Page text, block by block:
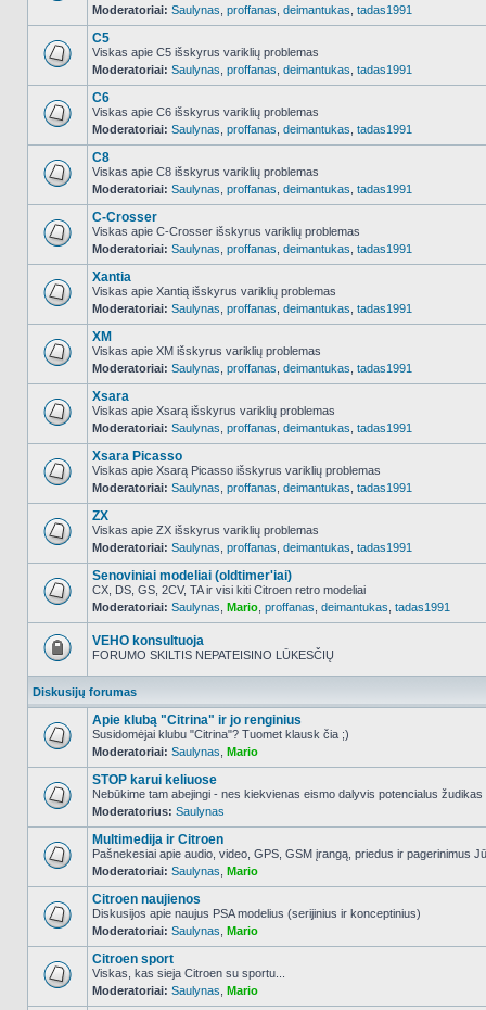
NO_UNREAD_POSTS
Moderatoriai: Saulynas proffanas deimantukas tadas1991
NO_UNREAD_POSTS
C5
Viskas apie C5 išskyrus variklių problemas
Moderatoriai: Saulynas proffanas deimantukas tadas1991
NO_UNREAD_POSTS
C6
Viskas apie C6 išskyrus variklių problemas
Moderatoriai: Saulynas proffanas deimantukas tadas1991
NO_UNREAD_POSTS
C8
Viskas apie C8 išskyrus variklių problemas
Moderatoriai: Saulynas proffanas deimantukas tadas1991
NO_UNREAD_POSTS
C-Crosser
Viskas apie C-Crosser išskyrus variklių problemas
Moderatoriai: Saulynas proffanas deimantukas tadas1991
NO_UNREAD_POSTS
Xantia
Viskas apie Xantią išskyrus variklių problemas
Moderatoriai: Saulynas proffanas deimantukas tadas1991
NO_UNREAD_POSTS
XM
Viskas apie XM išskyrus variklių problemas
Moderatoriai: Saulynas proffanas deimantukas tadas1991
NO_UNREAD_POSTS
Xsara
Viskas apie Xsarą išskyrus variklių problemas
Moderatoriai: Saulynas proffanas deimantukas tadas1991
NO_UNREAD_POSTS
Xsara Picasso
Viskas apie Xsarą Picasso išskyrus variklių problemas
Moderatoriai: Saulynas proffanas deimantukas tadas1991
NO_UNREAD_POSTS
ZX
Viskas apie ZX išskyrus variklių problemas
Moderatoriai: Saulynas proffanas deimantukas tadas1991
NO_UNREAD_POSTS
Senoviniai modeliai (oldtimer'iai)
CX, DS, GS, 2CV, TA ir visi kiti Citroen retro modeliai
Moderatoriai: Saulynas Mario proffanas deimantukas tadas1991
užrakintas
VEHO konsultuoja
FORUMO SKILTIS NEPATEISINO LŪKESČIŲ
Diskusijų forumas
NO_UNREAD_POSTS
Apie klubą "Citrina" ir jo renginius
Susidomėjai klubu "Citrina"? Tuomet klausk čia ;)
Moderatoriai: Saulynas Mario
NO_UNREAD_POSTS
STOP karui keliuose
Nebūkime tam abejingi - nes kiekvienas eismo dalyvis potencialus žudikas
Moderatorius: Saulynas
NO_UNREAD_POSTS
Multimedija ir Citroen
Pašnekesiai apie audio, video, GPS, GSM įrangą, priedus ir pagerinimus
Moderatoriai: Saulynas Mario
NO_UNREAD_POSTS
Citroen naujienos
Diskusijos apie naujus PSA modelius (serijinius ir konceptinius)
Moderatoriai: Saulynas Mario
NO_UNREAD_POSTS
Citroen sport
Viskas, kas sieja Citroen su sportu...
Moderatoriai: Saulynas Mario